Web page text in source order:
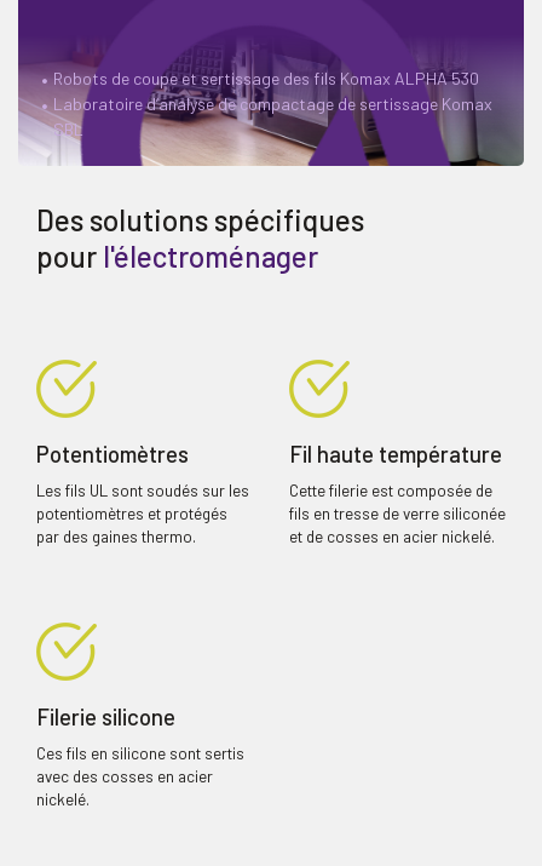
Robots de coupe et sertissage des fils Komax ALPHA 530
Laboratoire d’analyse de compactage de sertissage Komax
SBL
Des solutions spécifiques
pour l'électroménager
Potentiomètres
Les fils UL sont soudés sur les
potentiomètres et protégés
par des gaines thermo.
Fil haute température
Cette filerie est composée de
fils en tresse de verre siliconée
et de cosses en acier nickelé.
Filerie silicone
Ces fils en silicone sont sertis
avec des cosses en acier
nickelé.